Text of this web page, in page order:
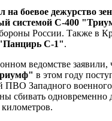
на боевое дежурство
системой С-400
России. Также в
С-1".
ведомстве заявили,
в этом году
ПВО Западного
сбивать одновременно